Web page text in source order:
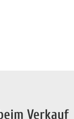
Verkauf